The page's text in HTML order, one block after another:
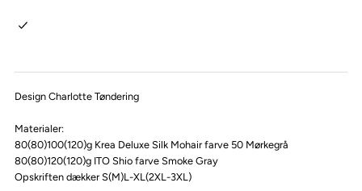
Design Charlotte Tøndering
Materialer:
80(80)100(120)g Krea Deluxe Silk Mohair farve 50 Mørkegrå
80(80)120(120)g ITO Shio farve Smoke Gray
Opskriften dækker S(M)L-XL(2XL-3XL)